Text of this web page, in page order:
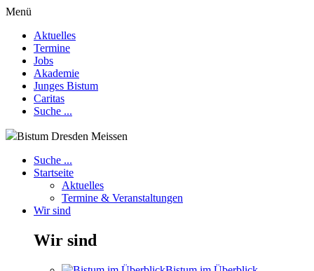
Menü
Aktuelles
Termine
Jobs
Akademie
Junges Bistum
Caritas
Suche ...
Bistum Dresden Meissen
Suche ...
Startseite
Aktuelles
Termine & Veranstaltungen
Wir sind
Wir sind